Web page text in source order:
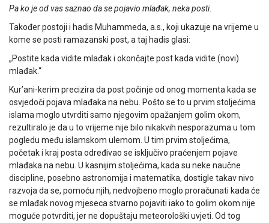
Pa ko je od vas saznao da se pojavio mlađak, neka po­sti.
Također postoji i hadis Muhammeda, a.s., koji ukazuje na vrijeme u
kome se posti ramazanski post, a taj hadis glasi:
„Postite kada vidite mlađak i okončajte post kada vidite (novi)
mlađak.“
Kur’ani-kerim precizira da post počinje od onog momenta kada se
osvjedoči pojava mlađaka na nebu. Pošto se to u prvim stoljećima
islama moglo utvrditi samo njegovim opažanjem golim okom,
rezultiralo je da u to vrijeme nije bilo nikakvih nesporazuma u tom
pogledu među islamskom ulemom. U tim prvim stoljećima,
početak i kraj posta određivao se isključivo praćenjem pojave
mlađaka na nebu. U kasnijim stoljećima, kada su neke naučne
discipline, posebno astronomija i matematika, dostigle takav nivo
razvoja da se, pomoću njih, nedvojbeno moglo proračunati kada će
se mlađak novog mjeseca stvarno pojaviti iako to golim okom nije
moguće potvrditi, jer ne dopuštaju meteorološki uvjeti. Od tog